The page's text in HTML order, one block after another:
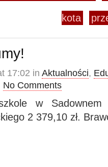
kota
17:02 in Aktualności,
No Comments
w Sadownem
2 379,10 zł.